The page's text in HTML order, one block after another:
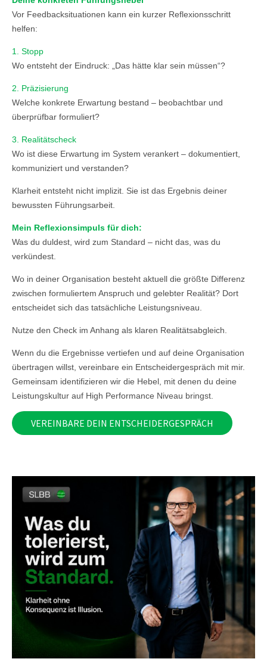
Vor Feedbacksituationen kann ein kurzer Reflexionsschritt
helfen:
1. Stopp
Wo entsteht der Eindruck: „Das hätte klar sein müssen“?
2. Präzisierung
Welche konkrete Erwartung bestand – beobachtbar und
überprüfbar formuliert?
3. Realitätscheck
Wo ist diese Erwartung im System verankert – dokumentiert,
kommuniziert und verstanden?
Klarheit entsteht nicht implizit. Sie ist das Ergebnis deiner
bewussten Führungsarbeit.
Mein Reflexionsimpuls für dich:
Was du duldest, wird zum Standard – nicht das, was du
verkündest.
Wo in deiner Organisation besteht aktuell die größte Differenz
zwischen formuliertem Anspruch und gelebter Realität? Dort
entscheidet sich das tatsächliche Leistungsniveau.
Nutze den Check im Anhang als klaren Realitätsabgleich.
Wenn du die Ergebnisse vertiefen und auf deine Organisation
übertragen willst, vereinbare ein Entscheidergespräch mit mir.
Gemeinsam identifizieren wir die Hebel, mit denen du deine
Leistungskultur auf High Performance Niveau bringst.
VEREINBARE DEIN ENTSCHEIDERGESPRÄCH